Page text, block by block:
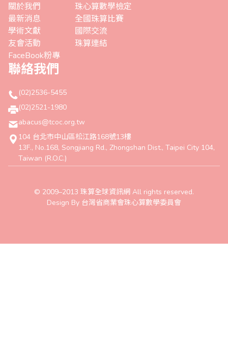
關於我們
最新消息
學術文獻
友會活動
FaceBook粉專
珠心算數學檢定
全國珠算比賽
國際交流
珠算連結
聯絡我們
(02)2536-5455
(02)2521-1980
abacus@tcoc.org.tw
104 台北市中山區松江路168號13樓
13F., No.168, Songjiang Rd., Zhongshan Dist., Taipei City 104,
Taiwan (R.O.C.)
© 2009–2013 珠算全球資訊網 All rights reserved.
Design By 台灣省商業會珠心算數學委員會